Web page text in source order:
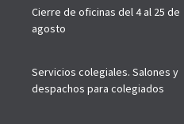
Cierre de oficinas del 4 al 25 de
agosto
Servicios colegiales. Salones y
despachos para colegiados